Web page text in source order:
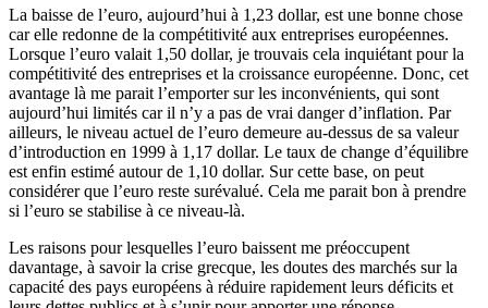
La baisse de l’euro, aujourd’hui à 1,23 dollar, est une bonne chose
car elle redonne de la compétitivité aux entreprises européennes.
Lorsque l’euro valait 1,50 dollar, je trouvais cela inquiétant pour la
compétitivité des entreprises et la croissance européenne. Donc, cet
avantage là me parait l’emporter sur les inconvénients, qui sont
aujourd’hui limités car il n’y a pas de vrai danger d’inflation. Par
ailleurs, le niveau actuel de l’euro demeure au-dessus de sa valeur
d’introduction en 1999 à 1,17 dollar. Le taux de change d’équilibre
est enfin estimé autour de 1,10 dollar. Sur cette base, on peut
considérer que l’euro reste surévalué. Cela me parait bon à prendre
si l’euro se stabilise à ce niveau-là.
Les raisons pour lesquelles l’euro baissent me préoccupent
davantage, à savoir la crise grecque, les doutes des marchés sur la
capacité des pays européens à réduire rapidement leurs déficits et